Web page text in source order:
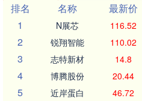
排名
名称 最新价
1
N展芯 116.52
2 锐翔智能 110.02
3 志特新材 14.8
4 博腾股份 20.44
5 近岸蛋白 46.72